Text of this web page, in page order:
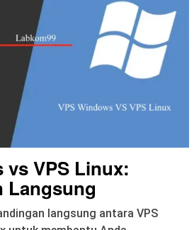
vs VPS Linux:
Langsung
langsung antara VPS